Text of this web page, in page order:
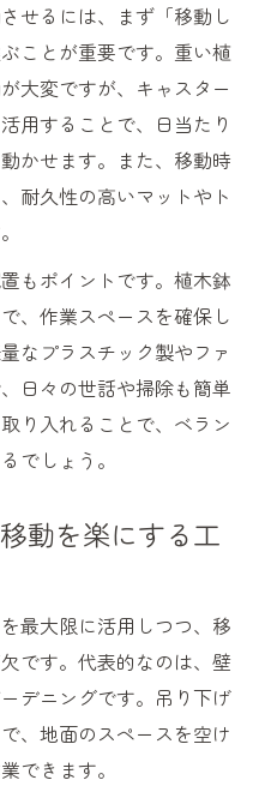
ンターで菜園移動を効
ランダ菜園の移動テ
DIYアイデアを解説
たり最適化
果的な野菜移動法
ダ菜園の日当たり調整
心なベランダ菜園管理
収穫量アップを狙う
ダ菜園を自由配置
DIYでベランダ菜園を
活用術で菜園配置が
せるには、まず「移動し
ことが重要です。重い植
大変ですが、キャスター
用することで、日当たり
かせます。また、移動時
耐久性の高いマットやト
もポイントです。植木鉢
、作業スペースを確保し
なプラスチック製やファ
日々の世話や掃除も簡単
り入れることで、ベラン
でしょう。
動を楽にする工
最大限に活用しつつ、移
です。代表的なのは、壁
デニングです。吊り下げ
、地面のスペースを空け
できます。